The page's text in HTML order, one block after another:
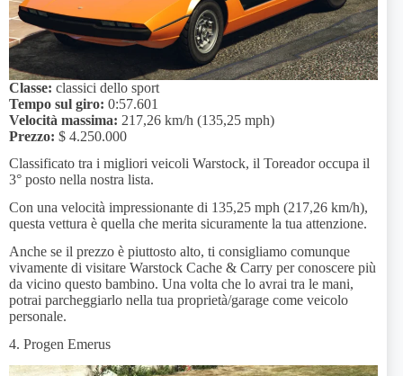
Classe: classici dello sport
Tempo sul giro: 0:57.601
Velocità massima: 217,26 km/h (135,25 mph)
Prezzo: $ 4.250.000
Classificato tra i migliori veicoli Warstock, il Toreador occupa il
3° posto nella nostra lista.
Con una velocità impressionante di 135,25 mph (217,26 km/h),
questa vettura è quella che merita sicuramente la tua attenzione.
Anche se il prezzo è piuttosto alto, ti consigliamo comunque
vivamente di visitare Warstock Cache & Carry per conoscere più
da vicino questo bambino. Una volta che lo avrai tra le mani,
potrai parcheggiarlo nella tua proprietà/garage come veicolo
personale.
4. Progen Emerus